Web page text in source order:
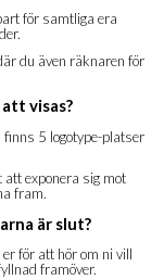
för samtliga era
du även räknaren för
visas?
5 logotype-platser
exponera sig mot
fram.
är slut?
för att hör om ni vill
framöver.